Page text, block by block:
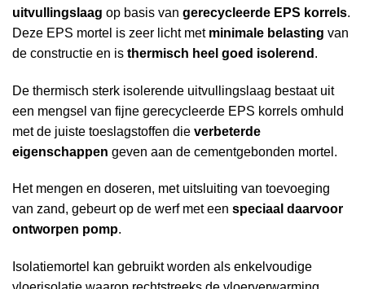
uitvullingslaag op basis van gerecycleerde EPS korrels.
Deze EPS mortel is zeer licht met minimale belasting van
de constructie en is thermisch heel goed isolerend .
De thermisch sterk isolerende uitvullingslaag bestaat uit
een mengsel van fijne gerecycleerde EPS korrels omhuld
met de juiste toeslagstoffen die verbeterde
eigenschappen geven aan de cementgebonden mortel.
Het mengen en doseren, met uitsluiting van toevoeging
van zand, gebeurt op de werf met een speciaal daarvoor
ontworpen pomp.
Isolatiemortel kan gebruikt worden als enkelvoudige